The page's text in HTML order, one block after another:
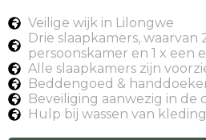
Veilige wijk in Lilongwe
Drie slaapkamers, waarvan
persoonskamer en 1 x een
Alle slaapkamers zijn
Beddengoed &
Beveiliging aanwezig in de
Hulp bij wassen van